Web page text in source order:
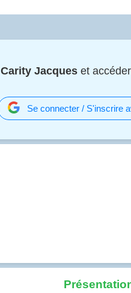
Carity Jacqueset
Se connecter / S'inscrire